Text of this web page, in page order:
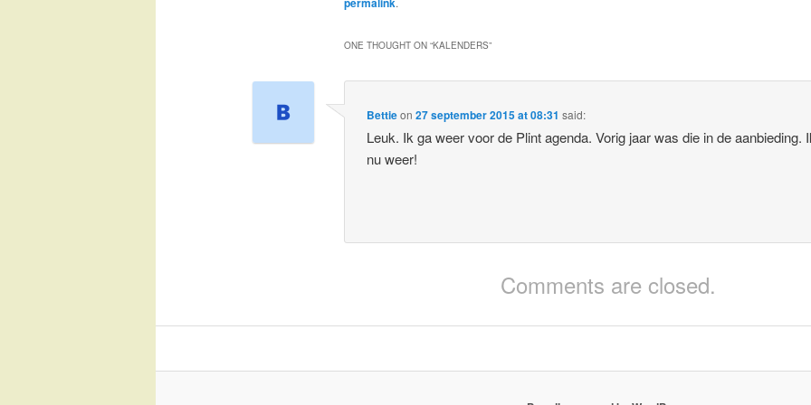
ONE THOUGHT ON “KALENDERS”
Bettieon27 september 2015 at 08:31 said:
Leuk. Ik ga weer voor de Plint agenda. Vorig jaar was die in de aanbieding.
nu weer!
Comments are closed.